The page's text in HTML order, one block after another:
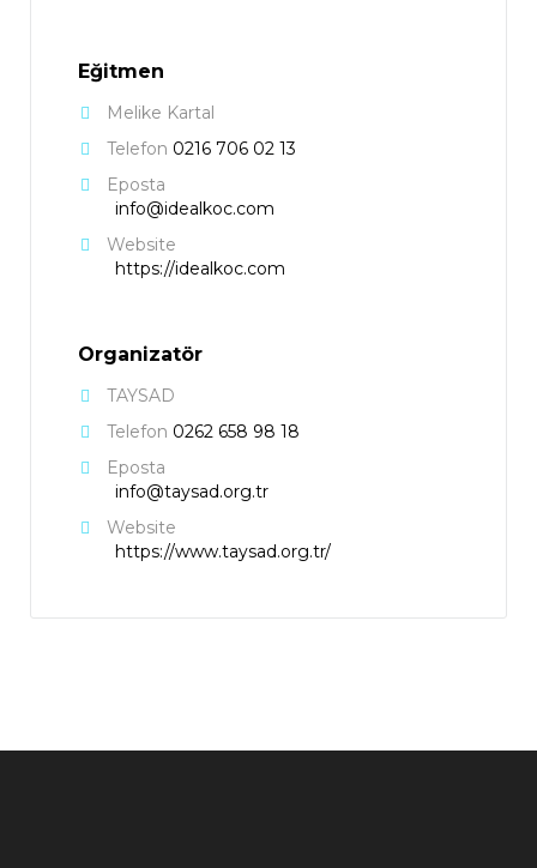
Eğitmen
Melike Kartal
Telefon 0216 706 02 13
Eposta
info@idealkoc.com
Website
https://idealkoc.com
Organizatör
TAYSAD
Telefon 0262 658 98 18
Eposta
info@taysad.org.tr
Website
https://www.taysad.org.tr/